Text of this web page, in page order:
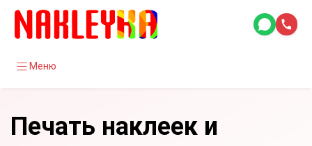
Меню
Печать наклеек и